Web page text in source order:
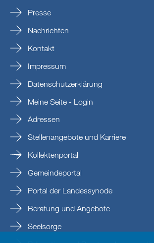
Presse
Nachrichten
Kontakt
Impressum
Datenschutzerklärung
Meine Seite - Login
Adressen
Stellenangebote und Karriere
Kollektenportal
Gemeindeportal
Portal der Landessynode
Beratung und Angebote
Seelsorge